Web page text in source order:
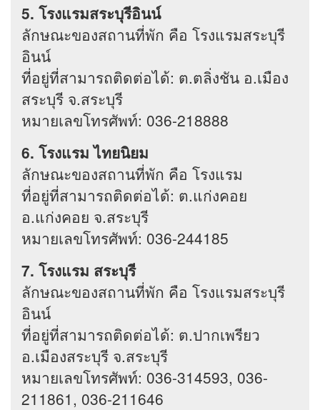
5. โรงแรมสระบุรีอินน์
ลักษณะของสถานที่พัก คือ โรงแรมสระบุรี
อินน์
ที่อยู่ที่สามารถติดต่อได้: ต.ตลิ่งชัน อ.เมือง
สระบุรี จ.สระบุรี
หมายเลขโทรศัพท์: 036-218888
6. โรงแรม ไทยนิยม
ลักษณะของสถานที่พัก คือ โรงแรม
ที่อยู่ที่สามารถติดต่อได้: ต.แก่งคอย
อ.แก่งคอย จ.สระบุรี
หมายเลขโทรศัพท์: 036-244185
7. โรงแรม สระบุรี
ลักษณะของสถานที่พัก คือ โรงแรมสระบุรี
อินน์
ที่อยู่ที่สามารถติดต่อได้: ต.ปากเพรียว
อ.เมืองสระบุรี จ.สระบุรี
หมายเลขโทรศัพท์: 036-314593, 036-
211861, 036-211646